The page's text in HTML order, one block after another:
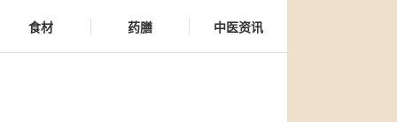
食材 药膳 中医资讯